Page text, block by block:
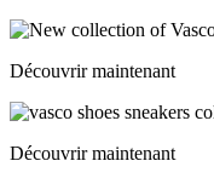
Découvrir maintenant
Découvrir maintenant